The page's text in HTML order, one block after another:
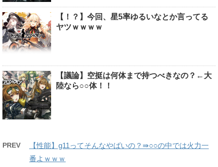
【！？】今回、星5率ゆるいなとか言ってる
ヤツｗｗｗｗ
【議論】空挺は何体まで持つべきなの？←大
陸なら○○体！！
PREV
【性能】g11ってそんなやばいの？⇛○○の中では火力一
番よｗｗｗ